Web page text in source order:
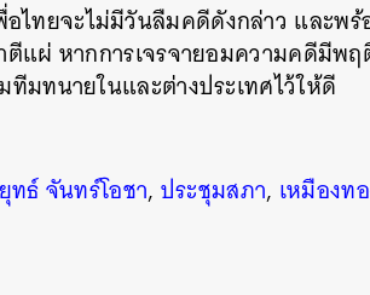
อไทยจะไม่มีวันลืมคดีดังกล่าว และพ
แผ่ หากการเจรจายอมความคดีมีพฤ
มทนายในและต่างประเทศไว้ให้ดี
ทธ์ จันทร์โอชา, ประชุมสภา, เหมืองท